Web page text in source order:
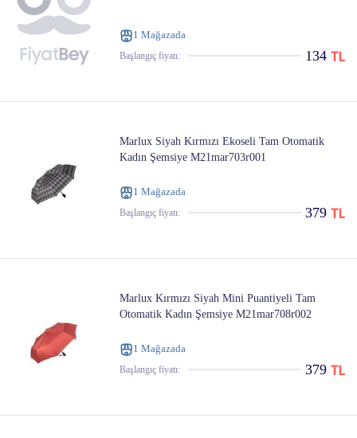
1 Mağazada
Başlangıç ​​fiyatı: 134
Marlux Siyah Kırmızı Ekoseli Tam Otomatik
Kadın Şemsiye M21mar703r001
1 Mağazada
Başlangıç ​​fiyatı: 379
Marlux Kırmızı Siyah Mini Puantiyeli Tam
Otomatik Kadın Şemsiye M21mar708r002
1 Mağazada
Başlangıç ​​fiyatı: 379